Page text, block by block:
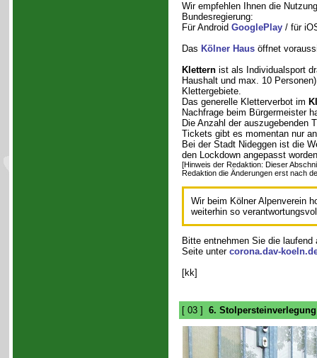
Wir empfehlen Ihnen die
Bundesregierung:
Für Android GooglePlay/ für
Das Kölner Hausöffnet
Kletternist als Individualsport
Haushalt und max. 10
Klettergebiete.
Das generelle Kletterverbot im
Nachfrage beim Bürgermeister
Die Anzahl der auszugebenden
Tickets gibt es momentan nur
Bei der Stadt Nideggen ist die
den Lockdown angepasst
[Hinweis der Redaktion: Dieser
Redaktion die Änderungen erst nach
Wir beim Kölner Alpenverein
weiterhin so
Bitte entnehmen Sie die
Seite unter corona.dav-
[kk]
[ 03 ] 6. Stolpersteinverlegung